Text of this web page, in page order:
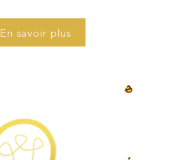
En savoir plus